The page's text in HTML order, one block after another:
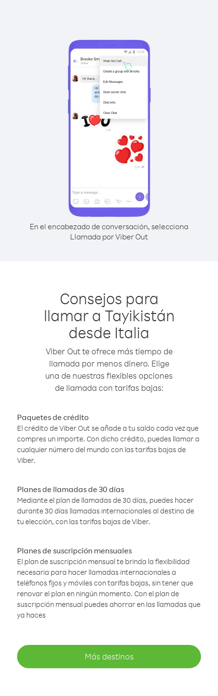
En el encabezado de conversación, selecciona
Llamada por Viber Out
Consejos para
llamar a Tayikistán
desde Italia
Viber Out te ofrece más tiempo de
llamada por menos dinero. Elige
una de nuestras flexibles opciones
de llamada con tarifas bajas:
Paquetes de crédito
El crédito de Viber Out se añade a tu saldo cada vez que
compres un importe. Con dicho crédito, puedes llamar a
cualquier número del mundo con las tarifas bajas de
Viber.
Planes de llamadas de 30 días
Mediante el plan de llamadas de 30 días, puedes hacer
durante 30 días llamadas internacionales al destino de
tu elección, con las tarifas bajas de Viber.
Planes de suscripción mensuales
El plan de suscripción mensual te brinda la flexibilidad
necesaria para hacer llamadas internacionales a
teléfonos fijos y móviles con tarifas bajas, sin tener que
renovar el plan en ningún momento. Con el plan de
suscripción mensual puedes ahorrar en las llamadas que
ya haces
Más destinos